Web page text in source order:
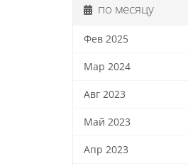
по месяцу
Фев 2025
Мар 2024
Авг 2023
Май 2023
Апр 2023